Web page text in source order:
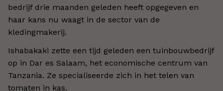
bedrijf drie maanden geleden heeft opgegeven en
haar kans nu waagt in de sector van de
kledingmakerij.
Ishabakaki zette een tijd geleden een tuinbouwbedrijf
op in Dar es Salaam, het economische centrum van
Tanzania. Ze specialiseerde zich in het telen van
tomaten in kas.